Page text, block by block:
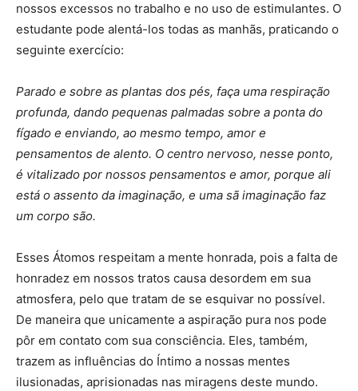
nossos excessos no trabalho e no uso de estimulantes. O
estudante pode alentá-los todas as manhãs, praticando o
seguinte exercício:
Parado e sobre as plantas dos pés, faça uma respiração
profunda, dando pequenas palmadas sobre a ponta do
fígado e enviando, ao mesmo tempo, amor e
pensamentos de alento. O centro nervoso, nesse ponto,
é vitalizado por nossos pensamentos e amor, porque ali
está o assento da imaginação, e uma sã imaginação faz
um corpo são.
Esses Átomos respeitam a mente honrada, pois a falta de
honradez em nossos tratos causa desordem em sua
atmosfera, pelo que tratam de se esquivar no possível.
De maneira que unicamente a aspiração pura nos pode
pôr em contato com sua consciência. Eles, também,
trazem as influências do Íntimo a nossas mentes
ilusionadas, aprisionadas nas miragens deste mundo.